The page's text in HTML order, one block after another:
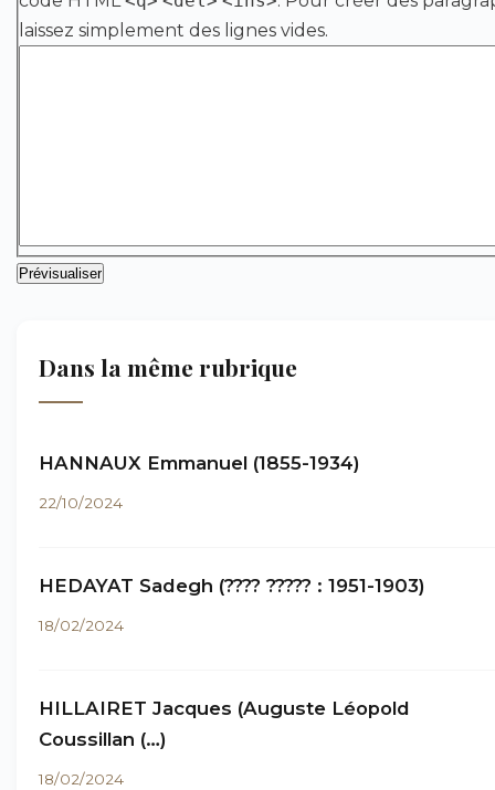
laissez simplement des lignes vides.
Dans la même rubrique
HANNAUX Emmanuel (1855-1934)
22/10/2024
HEDAYAT Sadegh (???? ????? : 1951-1903)
18/02/2024
HILLAIRET Jacques (Auguste Léopold
Coussillan (…)
18/02/2024